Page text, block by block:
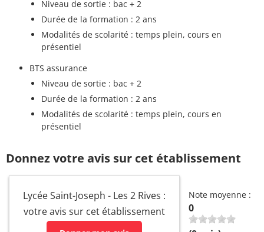
Niveau de sortie : bac + 2
Durée de la formation : 2 ans
Modalités de scolarité : temps plein, cours en
présentiel
BTS assurance
Niveau de sortie : bac + 2
Durée de la formation : 2 ans
Modalités de scolarité : temps plein, cours en
présentiel
Donnez votre avis sur cet établissement
Lycée Saint-Joseph - Les 2 Rives :
votre avis sur cet établissement
Note moyenne :
0